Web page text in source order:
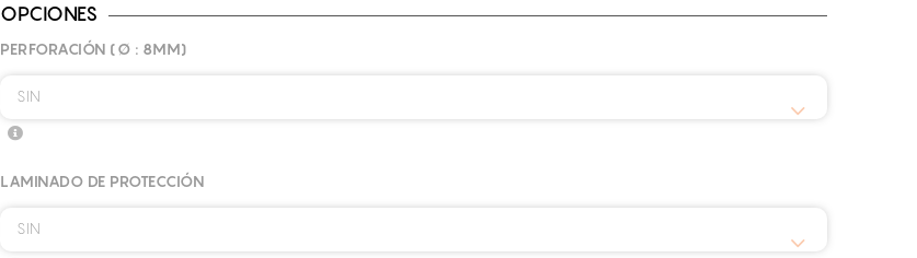
OPCIONES
PERFORACIÓN (Ø : 8MM)
SIN
LAMINADO DE PROTECCIÓN
SIN